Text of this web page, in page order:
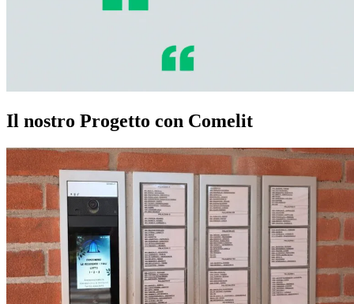
Il nostro Progetto con Comelit